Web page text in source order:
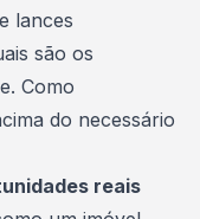
lances
são os
Como
do necessário
reais